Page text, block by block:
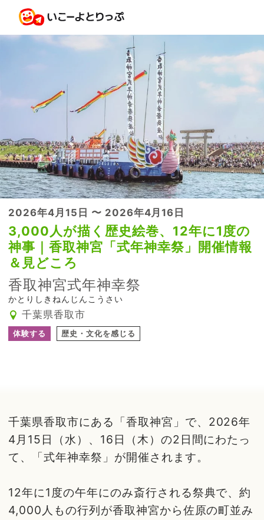
2026年4月15日 〜 2026年4月16日
3,000人が描く歴史絵巻、12年に1度の
神事｜香取神宮「式年神幸祭」開催情報
＆見どころ
香取神宮式年神幸祭
かとりしきねんじんこうさい
千葉県香取市
体験する 歴史・文化を感じる
千葉県香取市にある「香取神宮」で、2026年
4月15日（水）、16日（木）の2日間にわたっ
て、「式年神幸祭」が開催されます。
12年に1度の午年にのみ斎行される祭典で、約
4,000人もの行列が香取神宮から佐原の町並み